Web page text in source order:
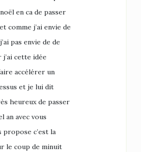
en ca de passer
comme j’ai envie de
pas envie de de
cette idée
accélérer un
et je lui dit
heureux de passer
an avec vous
propose c’est la
le coup de minuit